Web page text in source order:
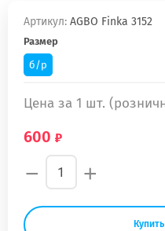
Артикул: AGBO Finka 3152
Размер
б/р
Цена за 1 шт.
600
− +